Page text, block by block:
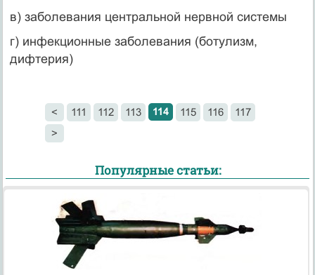
в) заболевания центральной нервной системы
г) инфекционные заболевания (ботулизм,
дифтерия)
< 111 112 113 114 115 116
117
>
Популярные статьи: